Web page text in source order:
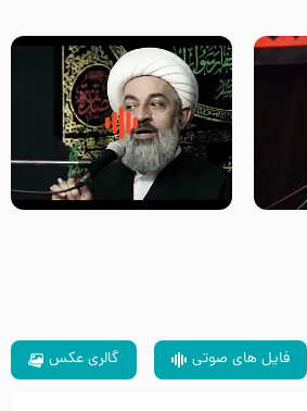
زیارتی که اسباب رزق زیاد و عمر
طولانی است حجت السلام حسین
فایل های صوتی گالری عکس